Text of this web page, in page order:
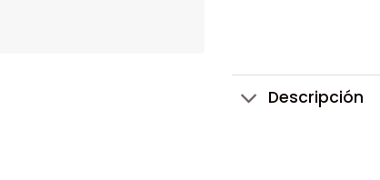
Descripción